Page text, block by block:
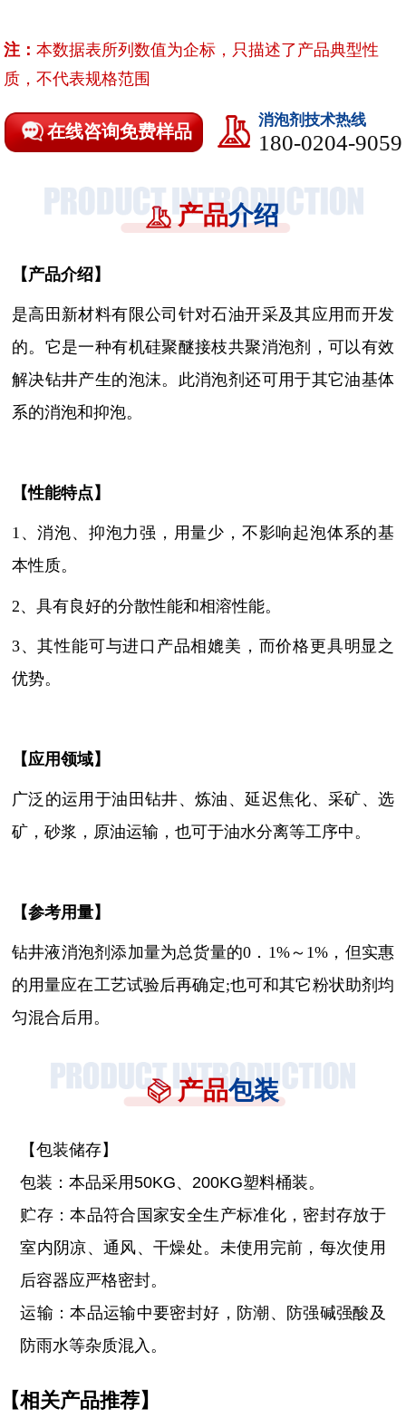
注：本数据表所列数值为企标，只描述了产品典型性
质，不代表规格范围
在线咨询免费样品
消泡剂技术热线
180-0204-9059
产品介绍
【产品介绍】
是高田新材料有限公司针对石油开采及其应用而开发
的。它是一种有机硅聚醚接枝共聚消泡剂，可以有效
解决钻井产生的泡沫。此消泡剂还可用于其它油基体
系的消泡和抑泡。
【性能特点】
1、消泡、抑泡力强，用量少，不影响起泡体系的基
本性质。
2、具有良好的分散性能和相溶性能。
3、其性能可与进口产品相媲美，而价格更具明显之
优势。
【应用领域】
广泛的运用于油田钻井、炼油、延迟焦化、采矿、选
矿，砂浆，原油运输，也可于油水分离等工序中。
【参考用量】
钻井液消泡剂添加量为总货量的0．1%～1%，但实惠
的用量应在工艺试验后再确定;也可和其它粉状助剂均
匀混合后用。
产品包装
【包装储存】
包装：本品采用50KG、200KG塑料桶装。
贮存：本品符合国家安全生产标准化，密封存放于
室内阴凉、通风、干燥处。未使用完前，每次使用
后容器应严格密封。
运输：本品运输中要密封好，防潮、防强碱强酸及
防雨水等杂质混入。
【相关产品推荐】